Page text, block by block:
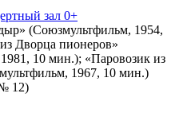
зал 0+
(Союзмультфильм, 1954,
Дворца пионеров»
10 мин.); «Паровозик из
1967, 10 мин.)
12)